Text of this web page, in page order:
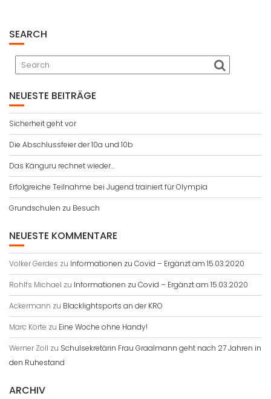
SEARCH
NEUESTE BEITRÄGE
Sicherheit geht vor
Die Abschlussfeier der 10a und 10b
Das Känguru rechnet wieder…
Erfolgreiche Teilnahme bei Jugend trainiert für Olympia
Grundschulen zu Besuch
NEUESTE KOMMENTARE
Volker Gerdes zu Informationen zu Covid – Ergänzt am 15.03.2020
Rohlfs Michael zu Informationen zu Covid – Ergänzt am 15.03.2020
Ackermann zu Blacklightsports an der KRO
Marc Körte zu Eine Woche ohne Handy!
Werner Zoll zu Schulsekretärin Frau Graalmann geht nach 27 Jahren in
den Ruhestand
ARCHIV